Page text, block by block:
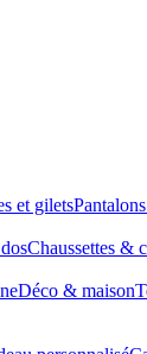
et gilets
Chaussettes &
Déco & maison